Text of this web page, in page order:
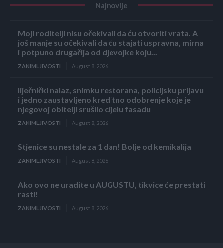
Najnovije
Moji roditelji nisu očekivali da ću otvoriti vrata. A
još manje su očekivali da ću stajati uspravna, mirna
i potpuno drugačija od djevojke koju...
ZANIMLJIVOSTI August 8, 2026
liječnički nalaz, snimku restorana, policijsku prijavu
i jedno zaustavljeno kreditno odobrenje koje je
njegovoj obitelji srušilo cijelu fasadu
ZANIMLJIVOSTI August 8, 2026
Stjenice su nestale za 1 dan! Bolje od kemikalija
ZANIMLJIVOSTI August 8, 2026
Ako ovo ne uradite u AUGUSTU, tikvice će prestati
rasti!
ZANIMLJIVOSTI August 8, 2026